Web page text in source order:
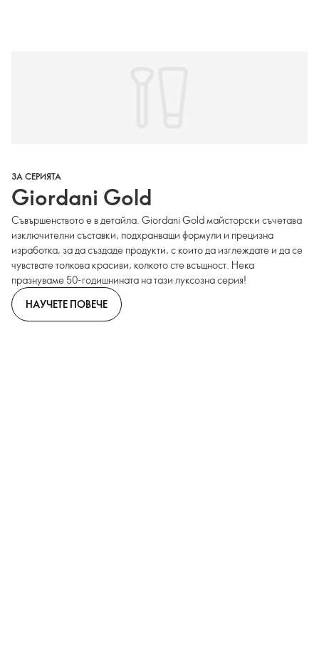
ЗА СЕРИЯТА
Giordani Gold
Съвършенството е в детайла. Giordani Gold майсторски съчетава
изключителни съставки, подхранващи формули и прецизна
изработка, за да създаде продукти, с които да изглеждате и да се
чувствате толкова красиви, колкото сте всъщност. Нека
празнуваме 50-годишнината на тази луксозна серия!
НАУЧЕТЕ ПОВЕЧЕ